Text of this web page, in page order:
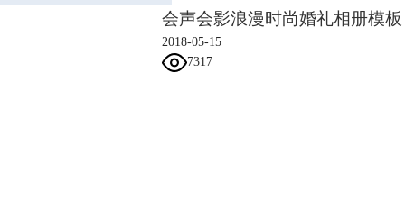
会声会影浪漫时尚婚礼相册模板
2018-05-15
7317